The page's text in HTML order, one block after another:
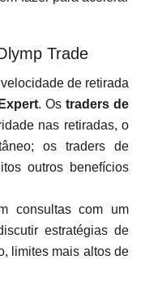
Trade
de retirada
Expert. Os traders de
nas retiradas, o
os traders de
outros benefícios
consultas com um
estratégias de
limites mais altos de